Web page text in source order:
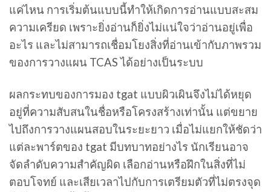
แค่ไหน การเริ่มต้นแบบนี้ทำให้เกิดการอ่านแบบสะสม
ความเครียด เพราะยิ่งอ่านก็ยิ่งไม่แน่ใจว่าอ่านอยู่เพื่อ
อะไร และไม่สามารถเชื่อมโยงสิ่งที่อ่านเข้ากับภาพรวม
ของการวางแผน TCAS ได้อย่างเป็นระบบ
ผลกระทบของการมอง tgat แบบผิวเผินจึงไม่ได้หยุด
อยู่ที่ความสับสนในชื่อหรือโครงสร้างเท่านั้น แต่ขยาย
ไปถึงการวางแผนสอบในระยะยาว เมื่อไม่แยกให้ชัดว่า
แต่ละพาร์ตของ tgat มีบทบาทอย่างไร นักเรียนอาจ
จัดลำดับความสำคัญผิด เลือกอ่านหรือฝึกในสิ่งที่ไม่
ตอบโจทย์ และเสียเวลาไปกับการเตรียมตัวที่ไม่ตรงจุด